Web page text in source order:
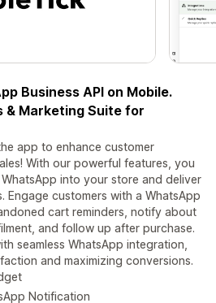
Business API on Mobile.
& Marketing Suite for
app to enhance customer
With our powerful features, you
into your store and deliver
Engage customers with a WhatsApp
cart reminders, notify about
and follow up after purchase.
seamless WhatsApp integration,
and maximizing conversions.
Notification